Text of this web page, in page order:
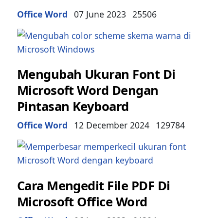
Details
Office Word 07 June 2023 25506
Mengubah Ukuran Font Di
Microsoft Word Dengan
Pintasan Keyboard
Details
Office Word 12 December 2024 129784
Cara Mengedit File PDF Di
Microsoft Office Word